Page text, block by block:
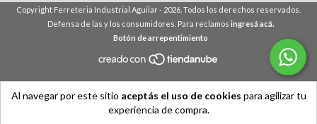
Al navegar por este sitio aceptás el uso de cookies para agilizar tu
experiencia de compra.
Copyright Ferreteria Industrial Aguilar - 2026. Todos los derechos reservados.
Defensa de las y los consumidores. Para reclamos ingresá acá.
Botón de arrepentimiento